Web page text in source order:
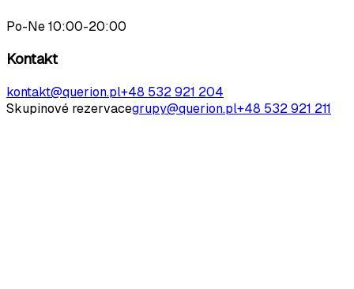
Po-Ne 10:00-20:00
Kontakt
kontakt@querion.pl+48 532 921 204
Skupinové rezervacegrupy@querion.pl+48 532 921 211